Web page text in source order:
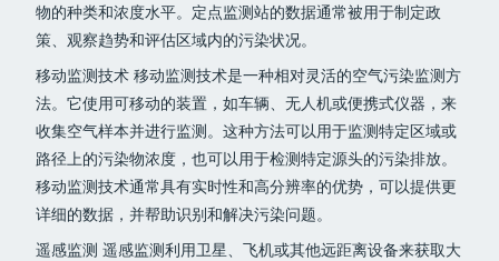
物的种类和浓度水平。定点监测站的数据通常被用于制定政
策、观察趋势和评估区域内的污染状况。
移动监测技术 移动监测技术是一种相对灵活的空气污染监测方
法。它使用可移动的装置，如车辆、无人机或便携式仪器，来
收集空气样本并进行监测。这种方法可以用于监测特定区域或
路径上的污染物浓度，也可以用于检测特定源头的污染排放。
移动监测技术通常具有实时性和高分辨率的优势，可以提供更
详细的数据，并帮助识别和解决污染问题。
遥感监测 遥感监测利用卫星、飞机或其他远距离设备来获取大